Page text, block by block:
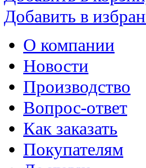
Добавить в
О компании
Новости
Производство
Вопрос-ответ
Как заказать
Покупателям